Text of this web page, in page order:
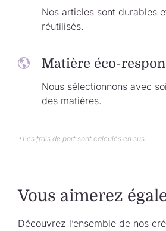
Nos articles sont durables
réutilisés.
Matière éco-
Nous sélectionnons avec
des matières.
*Les frais de port sont calculés en sus.
Vous aimerez
Découvrez l’ensemble de nos